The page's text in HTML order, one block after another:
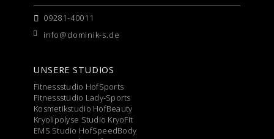
09281-40011
info@dominik-s.de
UNSERE STUDIOS
Fitnessstudio HofSports
Fitnessstudio Lady-Sports
Kosmetikstudio HofBeauty
Kryolipolyse Studio KryoFit
EMS Studio HofSpeedBody